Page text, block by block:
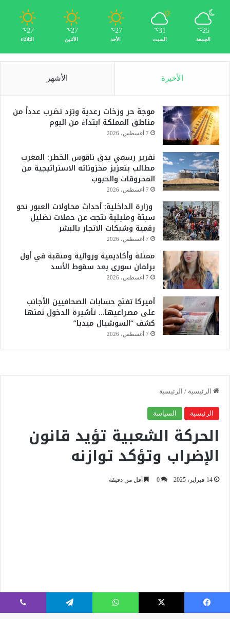
25
℃
الجمعة
31
℃
السبت
27
℃
الأحد
27
℃
الأثنين
27
℃
الثلاثاء
الأخيرة الأشهر
موجة حر وزخات رعدية وبَرَد تضرب عدداً من
مناطق المملكة ابتداءً من اليوم
7 أغسطس، 2026
تقرير رسمي يدق ناقوس الخطر: المغرب
مطالب بتعزيز مخزوناته الاستراتيجية من
المحروقات والحبوب
7 أغسطس، 2026
وزارة الداخلية: أحداث محاولات العبور نحو
سبتة ومليلية نتجت عن حملات تضليل
رقمية وشبكات الاتجار بالبشر
7 أغسطس، 2026
ممثلة وأكاديمية وروائية ومنقبة في أول
برلمان سوري بعد سقوط الأسد
7 أغسطس، 2026
أميركا تفتح حسابات الصحافيين الأجانب
على مصراعيها… تأشيرة الدخول ثمنها
كشف “السوشيال ميديا”
7 أغسطس، 2026
فيسبوك ‫X واتساب تيلقرام ڤايبر